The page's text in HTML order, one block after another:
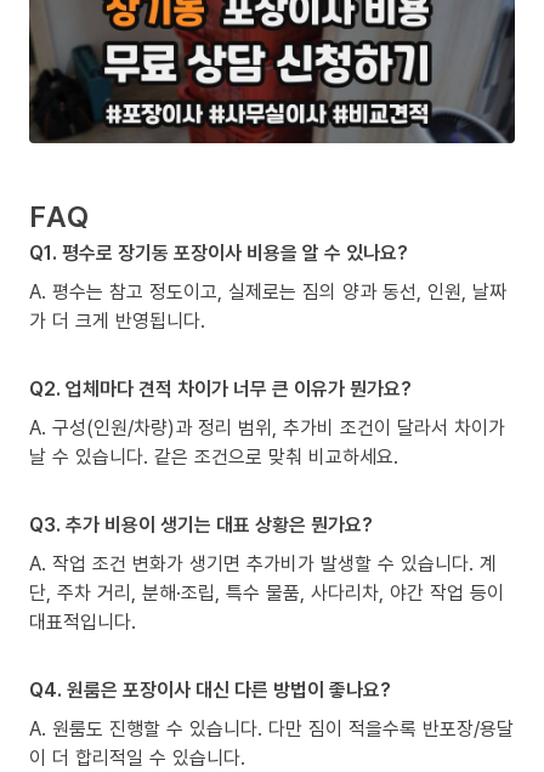
FAQ
Q1. 평수로 장기동 포장이사 비용을 알 수 있나요?
A. 평수는 참고 정도이고, 실제로는 짐의 양과 동선, 인원, 날짜
가 더 크게 반영됩니다.
Q2. 업체마다 견적 차이가 너무 큰 이유가 뭔가요?
A. 구성(인원/차량)과 정리 범위, 추가비 조건이 달라서 차이가
날 수 있습니다. 같은 조건으로 맞춰 비교하세요.
Q3. 추가 비용이 생기는 대표 상황은 뭔가요?
A. 작업 조건 변화가 생기면 추가비가 발생할 수 있습니다. 계
단, 주차 거리, 분해·조립, 특수 물품, 사다리차, 야간 작업 등이
대표적입니다.
Q4. 원룸은 포장이사 대신 다른 방법이 좋나요?
A. 원룸도 진행할 수 있습니다. 다만 짐이 적을수록 반포장/용달
이 더 합리적일 수 있습니다.